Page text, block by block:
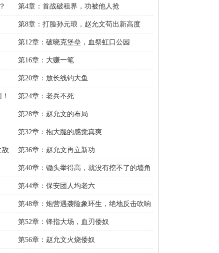
第4章：首战破租界，功被他人抢
第8章：打脸孙元琅，赵允文苟出新高度
第12章：破晓克堡垒，血祭虹口公园
第16章：大赚一笔
第20章：放长线钓大鱼
第24章：老兵不死
第28章：赵允文的布局
第32章：抱大腿的感觉真爽
敌 第36章：赵允文再立新功
第40章：锄头举得高，就没有挖不了的墙角
第44章：保安团人均老六
第48章：炮营遇袭险象环生，绝地反击吹响
冲锋
第52章：锋指大场，血刃倭奴
第56章：赵允文火烧倭奴